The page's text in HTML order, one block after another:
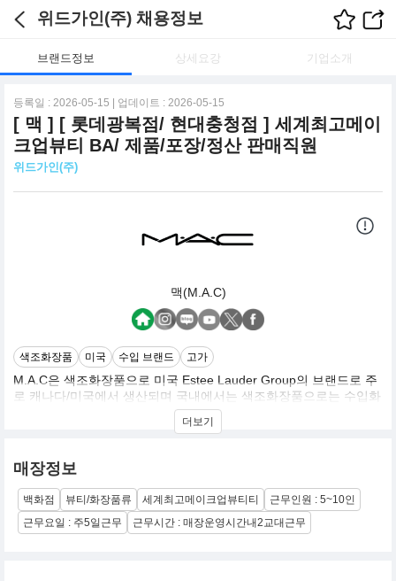
위드가인(주) 채용정보
브랜드정보 상세요강 기업소개
등록일 : 2026-05-15 | 업데이트 : 2026-05-15
[ 맥 ] [ 롯데광복점/ 현대충청점 ] 세계최고메이
크업뷰티 BA/ 제품/포장/정산 판매직원
위드가인(주)
맥(M.A.C)
색조화장품 미국 수입 브랜드 고가
M.A.C은 색조화장품으로 미국 Estee Lauder Group의 브랜드로 주
로 캐나다/미국에서 생산되며 국내에서는 색조화장품으로는 수입화
장품에도 불구하고 다소 저렴한 가격대와 뛰어난 색상, 품질로 한국
내에서의 시장규모가 커진 브랜드. 연예인 코디를 많이 하시는 분들
더보기
매장정보
백화점 뷰티/화장품류 세계최고메이크업뷰티티
근무인원 : 5~10인
근무요일 : 주5일근무
근무시간 : 매장운영시간내2교대근무